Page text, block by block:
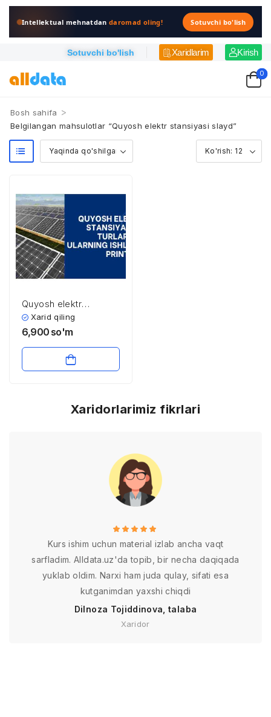
Intellektual mehnatdandaromad oling! Sotuvchi bo'lish
Sotuvchi bo'lish Xaridlarim Kirish
0
Bosh sahifa >
Belgilangan mahsulotlar “Quyosh elektr stansiyasi slayd”
Quyosh elektr
stansiyalari turlari va
ularning ishlash
Xarid qiling
6,900 so'm
Xaridorlarimiz fikrlari
Kurs ishim uchun material izlab ancha vaqt
sarfladim. Alldata.uz'da topib, bir necha daqiqada
yuklab oldim. Narxi ham juda qulay, sifati esa
kutganimdan yaxshi chiqdi
Dilnoza Tojiddinova, talaba
Xaridor